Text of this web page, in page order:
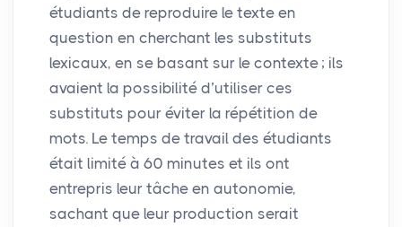
étudiants de reproduire le texte en
question en cherchant les substituts
lexicaux, en se basant sur le contexte ; ils
avaient la possibilité d’utiliser ces
substituts pour éviter la répétition de
mots. Le temps de travail des étudiants
était limité à 60 minutes et ils ont
entrepris leur tâche en autonomie,
sachant que leur production serait